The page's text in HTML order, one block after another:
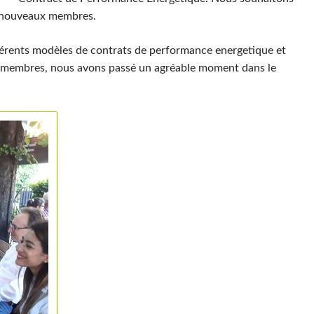
membres.
modèles de contrats de performance energetique et
nous avons passé un agréable moment dans le